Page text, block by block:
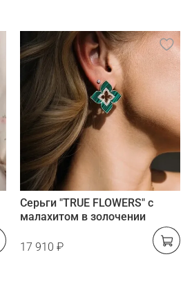
Серьги "TRUE FLOWERS" с
малахитом в золочении
17 910 ₽